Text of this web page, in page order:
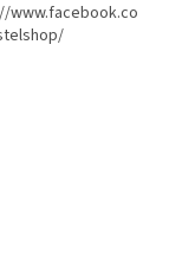
www.facebook.co